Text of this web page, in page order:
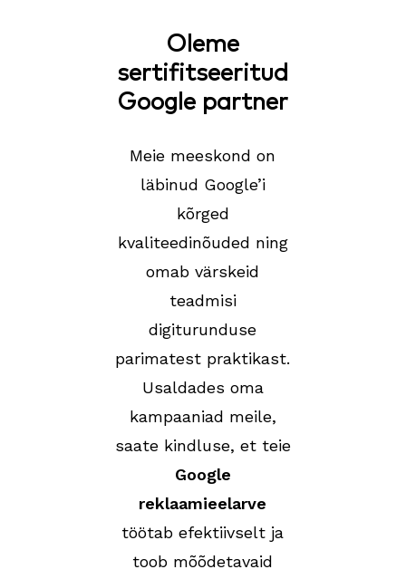
Oleme
sertifitseeritud
Google partner
Meie meeskond on
läbinud Google’i
kõrged
kvaliteedinõuded ning
omab värskeid
teadmisi
digiturunduse
parimatest praktikast.
Usaldades oma
kampaaniad meile,
saate kindluse, et teie
Google
reklaamieelarve
töötab efektiivselt ja
toob mõõdetavaid